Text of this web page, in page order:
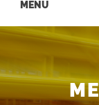
navigation